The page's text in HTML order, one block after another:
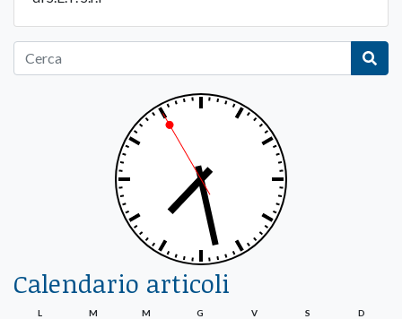
Calendario articoli
L M M G V S D